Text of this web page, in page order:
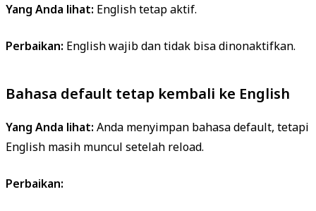
Yang Anda lihat: English tetap aktif.
Perbaikan: English wajib dan tidak bisa dinonaktifkan.
Bahasa default tetap kembali ke English
Yang Anda lihat: Anda menyimpan bahasa default, tetapi
English masih muncul setelah reload.
Perbaikan: